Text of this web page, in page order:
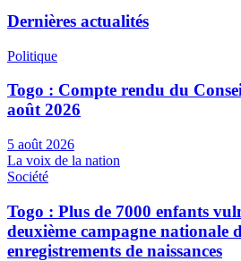
Dernières actualités
Politique
Togo : Compte rendu du
août 2026
5 août 2026
La voix de la nation
Société
Togo : Plus de 7000 enfants
deuxième campagne nationale
enregistrements de naissances